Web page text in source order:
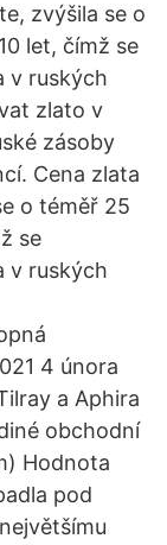
zvýšila se o
let, čímž se
v ruských
zlato v
zásoby
Cena zlata
o téměř 25
se
v ruských
4 února
a Aphira
obchodní
Hodnota
pod